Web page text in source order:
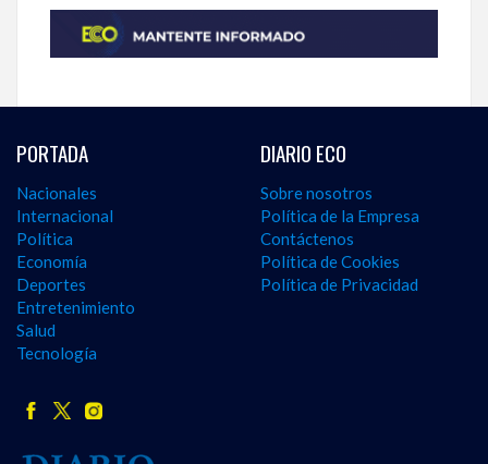
PORTADA
Nacionales
Internacional
Política
Economía
Deportes
Entretenimiento
Salud
Tecnología
DIARIO ECO
Sobre nosotros
Política de la Empresa
Contáctenos
Política de Cookies
Política de Privacidad